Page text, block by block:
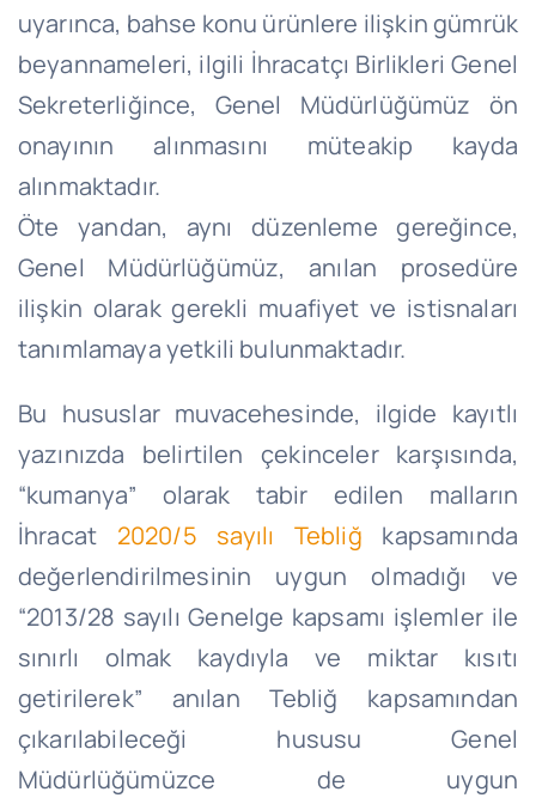
uyarınca, bahse konu ürünlere ilişkin gümrük
beyannameleri, ilgili İhracatçı Birlikleri Genel
Sekreterliğince, Genel Müdürlüğümüz ön
onayının alınmasını müteakip kayda
alınmaktadır.
Öte yandan, aynı düzenleme gereğince,
Genel Müdürlüğümüz, anılan prosedüre
ilişkin olarak gerekli muafiyet ve istisnaları
tanımlamaya yetkili bulunmaktadır.
Bu hususlar muvacehesinde, ilgide kayıtlı
yazınızda belirtilen çekinceler karşısında,
“kumanya” olarak tabir edilen malların
İhracat 2020/5 sayılı Tebliğ kapsamında
değerlendirilmesinin uygun olmadığı ve
“2013/28 sayılı Genelge kapsamı işlemler ile
sınırlı olmak kaydıyla ve miktar kısıtı
getirilerek” anılan Tebliğ kapsamından
çıkarılabileceği hususu Genel
Müdürlüğümüzce de uygun